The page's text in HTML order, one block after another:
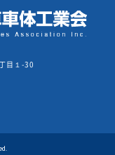
目１-30